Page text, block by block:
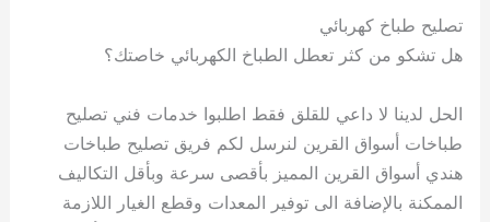
تصليح طباخ كهربائي
هل تشكو من كثر تعطل الطباخ الكهربائي خاصتك؟
الحل لدينا لا داعي للقلق فقط اطلبوا خدمات فني تصليح
طباخات أسواق القرين لنرسل لكم فريق تصليح طباخات
هندي أسواق القرين المميز بأقصى سرعة وبأقل التكاليف
الممكنة بالإضافة الى توفير المعدات وقطع الغيار اللازمة